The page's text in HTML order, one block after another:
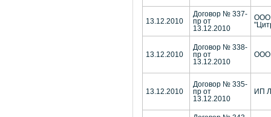
13.12.2010
Договор № 337-
пр от
13.12.2010
ООО
13.12.2010
Договор № 338-
пр от
13.12.2010
ООО
13.12.2010
Договор № 335-
пр от
13.12.2010
ИП